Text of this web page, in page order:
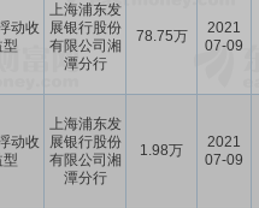
动收
型
上海浦东发
展银行股份
有限公司湘
潭分行
78.75万
2021
07-09
动收
型
上海浦东发
展银行股份
有限公司湘
潭分行
1.98万
2021
07-09